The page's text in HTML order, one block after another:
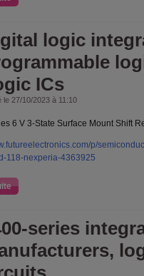
logic
ICs
le 27/10/2023 à 11:10
6 V 3-State Surface Mount Shift
p/
118-nexperia-4363925
series